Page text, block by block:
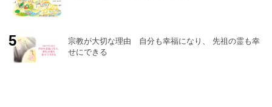
宗教が大切な理由 自分も幸福になり、 先祖の霊も幸
せにできる